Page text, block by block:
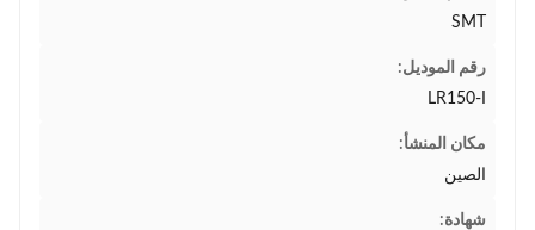
SMT
رقم الموديل:
LR150-I
مكان المنشأ:
الصين
شهادة: